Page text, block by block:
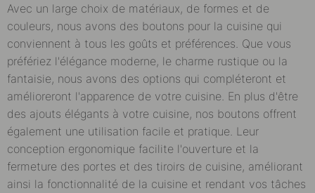
Avec un large choix de matériaux, de formes et de
couleurs, nous avons des boutons pour la cuisine qui
conviennent à tous les goûts et préférences. Que vous
préfériez l'élégance moderne, le charme rustique ou la
fantaisie, nous avons des options qui compléteront et
amélioreront l'apparence de votre cuisine. En plus d'être
des ajouts élégants à votre cuisine, nos boutons offrent
également une utilisation facile et pratique. Leur
conception ergonomique facilite l'ouverture et la
fermeture des portes et des tiroirs de cuisine, améliorant
ainsi la fonctionnalité de la cuisine et rendant vos tâches